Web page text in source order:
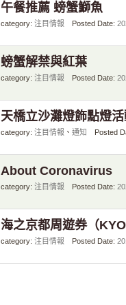
午餐推薦 螃蟹鰤魚
category: 注目情報 Posted Date:
螃蟹解禁與紅葉
category: 注目情報 Posted Date:
天橋立沙灘燈飾點燈
category: 注目情報 、 通知 Posted
About Coronavirus
category: 注目情報 Posted Date:
海之京都周遊券（
category: 注目情報 Posted Date: